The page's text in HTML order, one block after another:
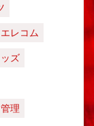
エレコム
ズ
理